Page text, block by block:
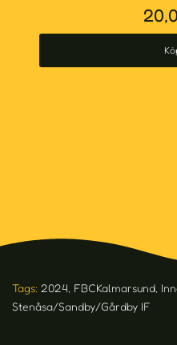
Tags: 2024, FBCKalmarsund,
Stenåsa/Sandby/Gårdby IF